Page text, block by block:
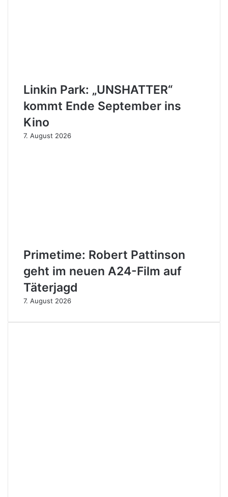
Linkin Park: „UNSHATTER“
kommt Ende September ins
Kino
7. August 2026
Primetime: Robert Pattinson
geht im neuen A24-Film auf
Täterjagd
7. August 2026